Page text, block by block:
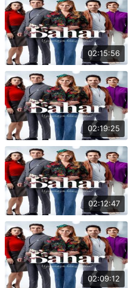
02:15:56
02:19:25
02:12:47
02:09:12